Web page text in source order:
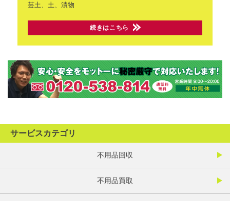
芸土、土、漬物
続きはこちら
サービスカテゴリ
不用品回収
不用品買取